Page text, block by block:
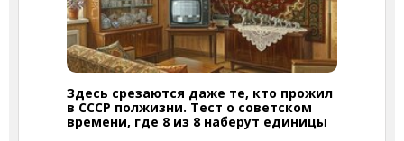
Здесь срезаются даже те, кто прожил
в СССР полжизни. Тест о советском
времени, где 8 из 8 наберут единицы